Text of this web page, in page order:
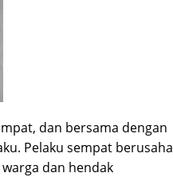
dan bersama dengan
Pelaku sempat berusaha
dan hendak